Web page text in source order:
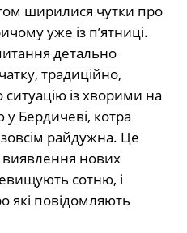
ширилися чутки про
уже із п’ятниці.
детально
традиційно,
із хворими на
у Бердичеві, котра
райдужна. Це
виявлення нових
сотню, і
які повідомляють